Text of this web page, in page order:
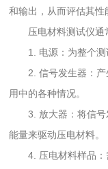
和输出，从而评估其性
压电材料测试仪通
1. 电源：为整个测
2. 信号发生器：产
用中的各种情况。
3. 放大器：将信号
能量来驱动压电材料。
4. 压电材料样品：